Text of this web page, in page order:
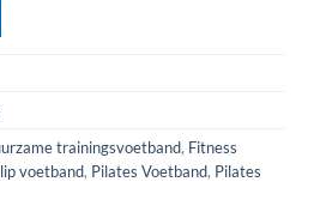
trainingsvoetband, Fitness
voetband, Pilates Voetband, Pilates